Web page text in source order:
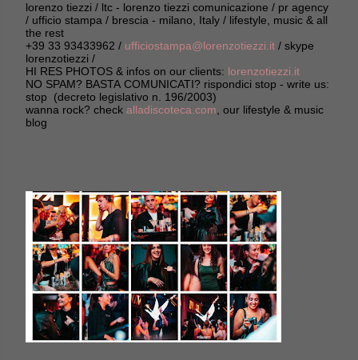
lorenzo tiezzi / ltc - lorenzo tiezzi comunicazione / pr agency
/ ufficio stampa / brescia - milano, Italy / lifestyle, music & all
the rest
+39 33 93433962 / ufficiostampa@lorenzotiezzi.it / skype
lorenzotiezzi /
HI RES PHOTOS & infos on our clients: lorenzotiezzi.it
NO SPAM? BASTA COMUNICATI? rispondici stop - write us:
stop (decreto legislativo n. 196/2003)
wanna rock? check alladiscoteca.com , our lifestyle & music
blog